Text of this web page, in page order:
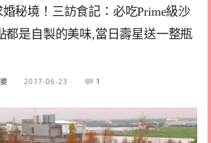
秘境！三訪食記：必吃Prime級沙
都是自製的美味,當日壽星送一整瓶
2017-06-23 1